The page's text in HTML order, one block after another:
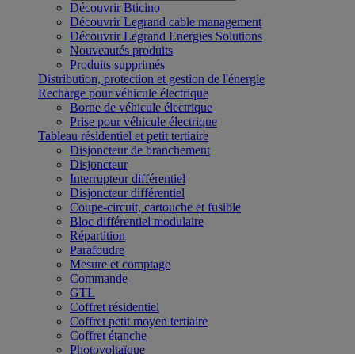
Découvrir Bticino
Découvrir Legrand cable management
Découvrir Legrand Energies Solutions
Nouveautés produits
Produits supprimés
Distribution, protection et gestion de l'énergie
Recharge pour véhicule électrique
Borne de véhicule électrique
Prise pour véhicule électrique
Tableau résidentiel et petit tertiaire
Disjoncteur de branchement
Disjoncteur
Interrupteur différentiel
Disjoncteur différentiel
Coupe-circuit, cartouche et fusible
Bloc différentiel modulaire
Répartition
Parafoudre
Mesure et comptage
Commande
GTL
Coffret résidentiel
Coffret petit moyen tertiaire
Coffret étanche
Photovoltaïque